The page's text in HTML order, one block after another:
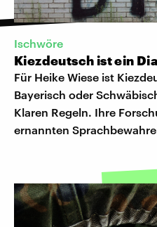
Ischwöre
Kiezdeutsch ist ein
Für Heike Wiese ist
Bayerisch oder
Klaren Regeln. Ihre
ernannten